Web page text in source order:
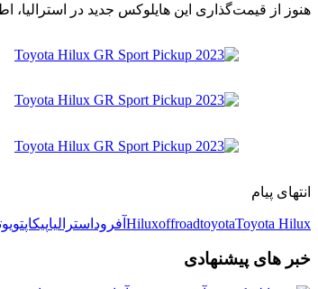
هنوز از قیمت‌گذاری این هایلوکس جدید در استرالیا، اطلاعاتی ارائه نشده اما
انتهای پیام
HiluxoffroadtoyotaToyota Hilux آفرود استرالیاپیکاپ
خبر های پیشنهادی